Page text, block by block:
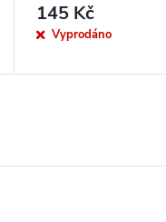
145 Kč
Vyprodáno